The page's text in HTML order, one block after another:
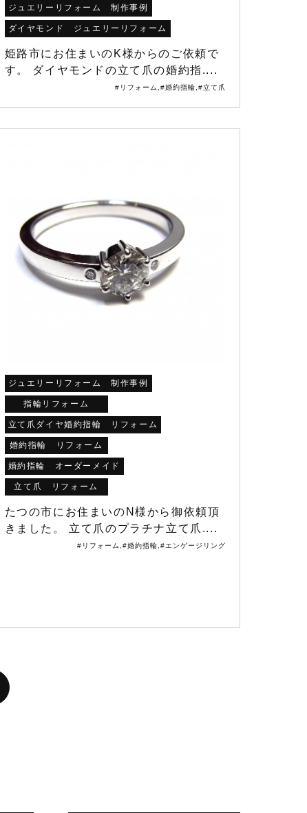
ジュエリーリフォーム 制作事例
ダイヤモンド ジュエリーリフォーム
姫路市にお住まいのK様からのご依頼で
す。 ダイヤモンドの立て爪の婚約指....
#リフォーム ,#婚約指輪,#立て爪
ジュエリーリフォーム 制作事例
指輪リフォーム
立て爪ダイヤ婚約指輪 リフォーム
婚約指輪 リフォーム
婚約指輪 オーダーメイド
立て爪 リフォーム
たつの市にお住まいのN様から御依頼頂
きました。 立て爪のプラチナ立て爪....
#リフォーム ,#婚約指輪,#エンゲージリング